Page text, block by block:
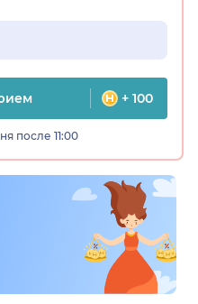
+ 100
после 11:00